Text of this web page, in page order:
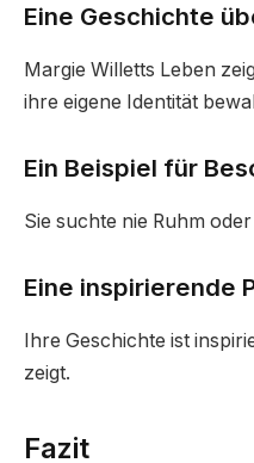
Eine Geschichte
Margie Willetts Leben
ihre eigene Identität
Ein Beispiel für
Sie suchte nie Ruhm
Eine inspirierende
Ihre Geschichte ist
zeigt.
Fazit